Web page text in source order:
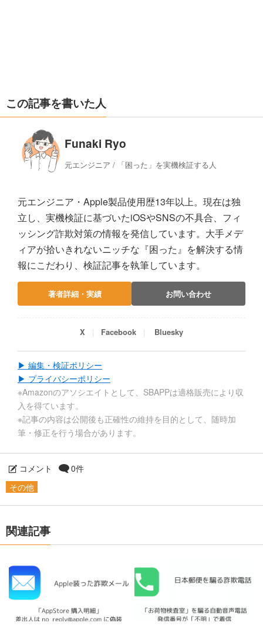
この記事を書いた人
Funaki Ryo
元エンジニア / 「困った」を実機検証する人
元エンジニア・Apple製品使用歴13年以上。現在は独
立し、実機検証に基づいたiOSやSNSの不具合、フィ
ッシング詐欺対策の情報を発信しています。大手メデ
ィアが拾いきれないニッチな『困った』を解決する情
報にこだわり、検証記事を執筆しています。
著者詳細・実績 お問い合わせ
X Facebook Bluesky
▶ 編集・検証ポリシー
▶ プライバシーポリシー
※Amazonのアソシエイトとして、SBAPPは適格販売により収
入を得ています。
※記事の内容は公開後も正確性の維持を目的として、随時加
筆・修正を行う場合があります。
コメント
0件
その他
関連記事